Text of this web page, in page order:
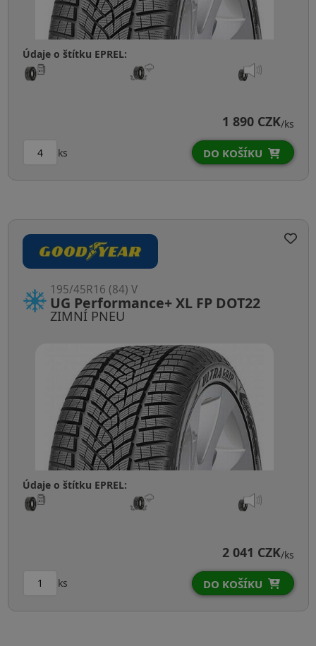
Údaje o štítku EPREL:
1 890 CZK/ks
ks DO KOŠÍKU
ZIMNÍ PNEU
UG Performance+ XL FP DOT22
195/45R16 (84) V
Údaje o štítku EPREL:
2 041 CZK/ks
ks DO KOŠÍKU